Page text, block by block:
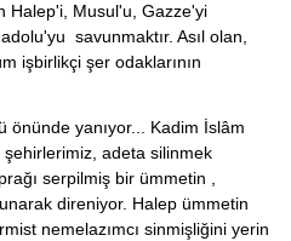
Halep'i, Musul'u, Gazze'yi
savunmaktır. Asıl olan,
işbirlikçi şer odaklarının
önünde yanıyor... Kadim İslâm
adeta silinmek
serpilmiş bir ümmetin ,
direniyor. Halep ümmetin
nemelazımcı sinmişliğini yerin